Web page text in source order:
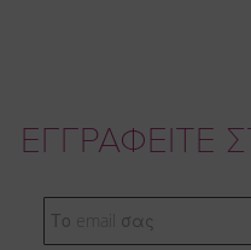
ΕΓΓΡΑΦΕΙΤΕ
Email